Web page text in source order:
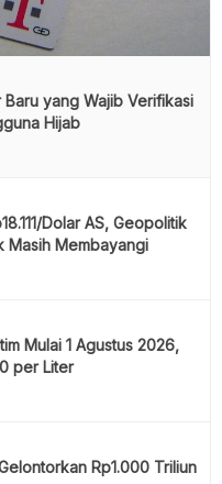
Baru yang Wajib Verifikasi
Hijab
Dolar AS, Geopolitik
Masih Membayangi
Mulai 1 Agustus 2026,
per Liter
Rp1.000 Triliun